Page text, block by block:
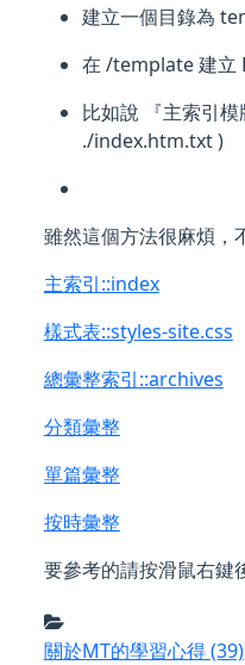
建立一個目錄為
在 /template 建立
比如說 『主索引
./index.htm.txt )
雖然這個方法很麻煩，
主索引::index
樣式表::styles-site.css
總彙整索引::archives
分類彙整
單篇彙整
按時彙整
要參考的請按滑鼠右鍵
關於MT的學習心得(39)